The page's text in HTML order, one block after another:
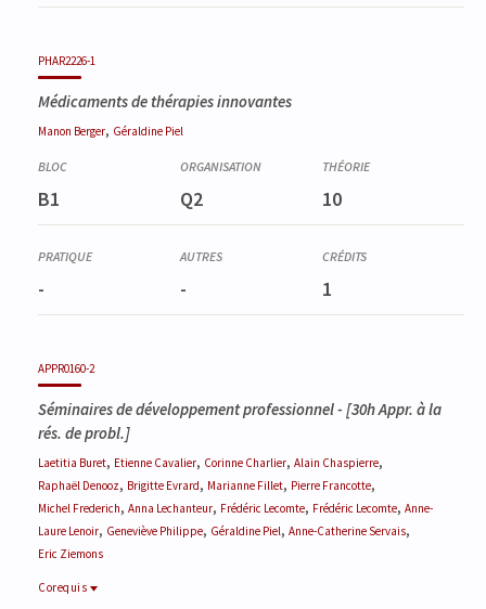
PHAR2226-1
Médicaments de thérapies innovantes
Manon Berger, Géraldine Piel
B1 Q2 10
- - 1
APPR0160-2
Séminaires de développement professionnel- [30h Appr. à la
rés. de probl.]
Laetitia Buret, Etienne Cavalier, Corinne Charlier, Alain Chaspierre,
Raphaël Denooz, Brigitte Evrard, Marianne Fillet, Pierre Francotte,
Michel Frederich, Anna Lechanteur, Frédéric Lecomte, Frédéric Lecomte, Anne-
Laure Lenoir, Geneviève Philippe, Géraldine Piel, Anne-Catherine Servais,
Eric Ziemons
Corequis